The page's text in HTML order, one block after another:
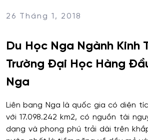
26 Tháng 1, 2018
Du Học Nga Ngành Kinh
Trường Đại Học Hàng
Nga
Liên bang Nga là quốc gia có diện
với 17.098.242 km2, có nguồn tài
dạng và phong phú trải dài trên